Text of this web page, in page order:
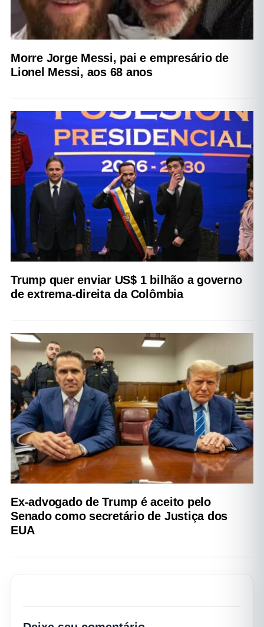
Morre Jorge Messi, pai e empresário de
Lionel Messi, aos 68 anos
Trump quer enviar US$ 1 bilhão a governo
de extrema-direita da Colômbia
Ex-advogado de Trump é aceito pelo
Senado como secretário de Justiça dos
EUA